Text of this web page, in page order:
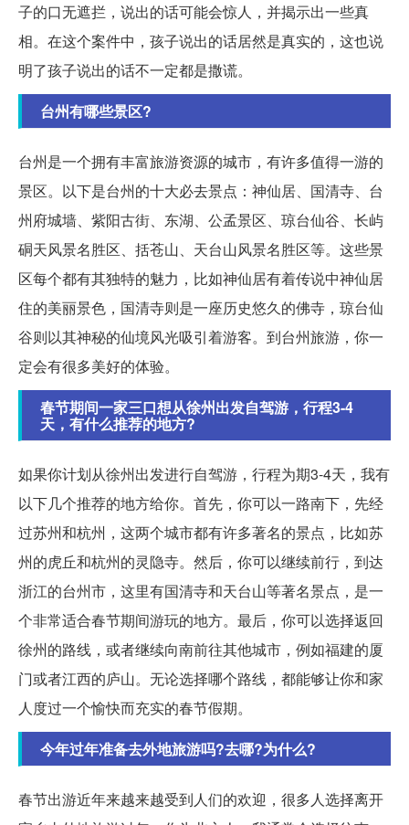
子的口无遮拦，说出的话可能会惊人，并揭示出一些真
相。在这个案件中，孩子说出的话居然是真实的，这也说
明了孩子说出的话不一定都是撒谎。
台州有哪些景区?
台州是一个拥有丰富旅游资源的城市，有许多值得一游的
景区。以下是台州的十大必去景点：神仙居、国清寺、台
州府城墙、紫阳古街、东湖、公孟景区、琼台仙谷、长屿
硐天风景名胜区、括苍山、天台山风景名胜区等。这些景
区每个都有其独特的魅力，比如神仙居有着传说中神仙居
住的美丽景色，国清寺则是一座历史悠久的佛寺，琼台仙
谷则以其神秘的仙境风光吸引着游客。到台州旅游，你一
定会有很多美好的体验。
春节期间一家三口想从徐州出发自驾游，行程3-4
天，有什么推荐的地方?
如果你计划从徐州出发进行自驾游，行程为期3-4天，我有
以下几个推荐的地方给你。首先，你可以一路南下，先经
过苏州和杭州，这两个城市都有许多著名的景点，比如苏
州的虎丘和杭州的灵隐寺。然后，你可以继续前行，到达
浙江的台州市，这里有国清寺和天台山等著名景点，是一
个非常适合春节期间游玩的地方。最后，你可以选择返回
徐州的路线，或者继续向南前往其他城市，例如福建的厦
门或者江西的庐山。无论选择哪个路线，都能够让你和家
人度过一个愉快而充实的春节假期。
今年过年准备去外地旅游吗?去哪?为什么?
春节出游近年来越来越受到人们的欢迎，很多人选择离开